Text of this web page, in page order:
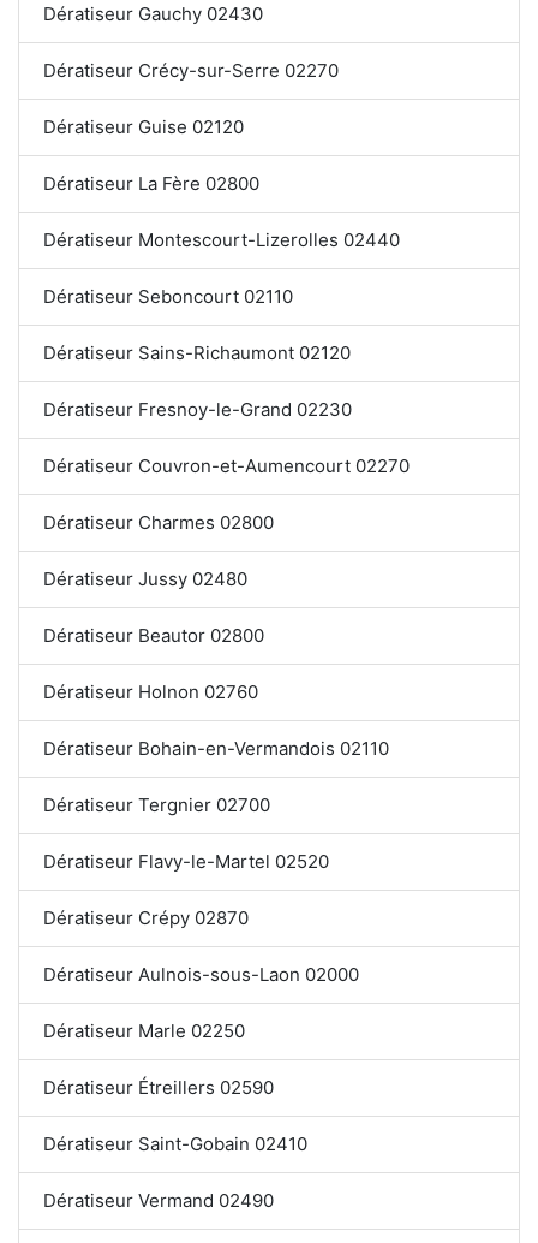
Dératiseur Gauchy 02430
Dératiseur Crécy-sur-Serre 02270
Dératiseur Guise 02120
Dératiseur La Fère 02800
Dératiseur Montescourt-Lizerolles 02440
Dératiseur Seboncourt 02110
Dératiseur Sains-Richaumont 02120
Dératiseur Fresnoy-le-Grand 02230
Dératiseur Couvron-et-Aumencourt 02270
Dératiseur Charmes 02800
Dératiseur Jussy 02480
Dératiseur Beautor 02800
Dératiseur Holnon 02760
Dératiseur Bohain-en-Vermandois 02110
Dératiseur Tergnier 02700
Dératiseur Flavy-le-Martel 02520
Dératiseur Crépy 02870
Dératiseur Aulnois-sous-Laon 02000
Dératiseur Marle 02250
Dératiseur Étreillers 02590
Dératiseur Saint-Gobain 02410
Dératiseur Vermand 02490